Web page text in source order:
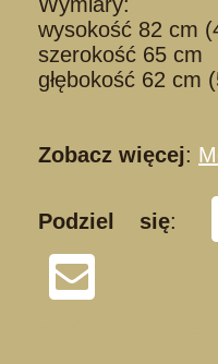
wysokość 82 cm
szerokość 65 cm
głębokość 62 cm
Zobacz więcej:
Podziel się: